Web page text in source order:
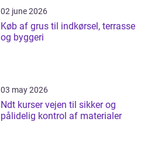
02 june 2026
Køb af grus til indkørsel, terrasse
og byggeri
03 may 2026
Ndt kurser vejen til sikker og
pålidelig kontrol af materialer